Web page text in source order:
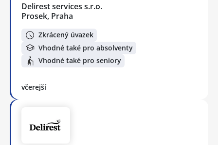
Delirest services s.r.o.
Prosek, Praha
Zkrácený úvazek
Vhodné také pro absolventy
Vhodné také pro seniory
včerejší